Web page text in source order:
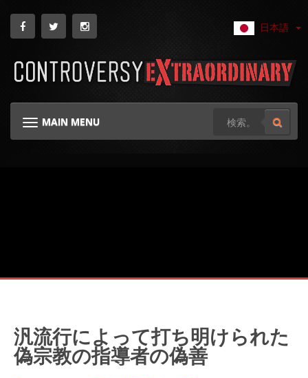
日本語
MAIN MENU
TOGGLE NAVIGATION
汎流行によって打ち明けられた
偽宗教の指導者の偽善